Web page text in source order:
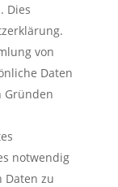
Dies
von
Daten
Gründen
notwendig
Daten zu